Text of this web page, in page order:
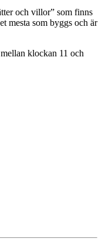
och villor” som finns
mesta som byggs och är
klockan 11 och